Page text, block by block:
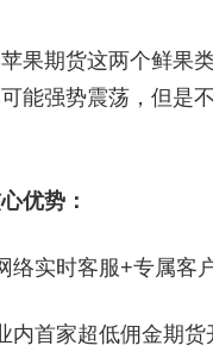
果期货这两个鲜果
能强势震荡，但是
优势：
络实时客服+专属客
内首家超低佣金期货